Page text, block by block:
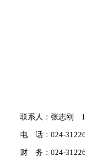
联系人： 张志刚
电 话： 024-
财 务： 024-